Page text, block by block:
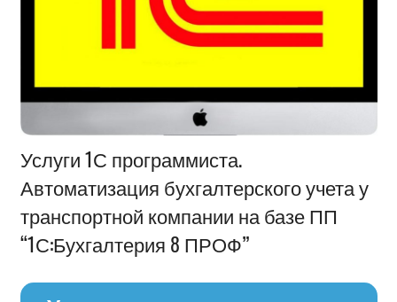
Информация
Услуги 1С программиста.
Автоматизация бухгалтерского учета у
транспортной компании на базе ПП
“1С:Бухгалтерия 8 ПРОФ”